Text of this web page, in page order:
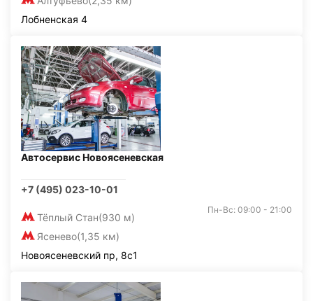
Лобненская 4
Автосервис Новоясеневская
+7 (495) 023-10-01
Тёплый Стан(930 м)
Ясенево(1,35 км)
Пн-Вс: 09:00 - 21:00
Новоясеневский пр, 8с1